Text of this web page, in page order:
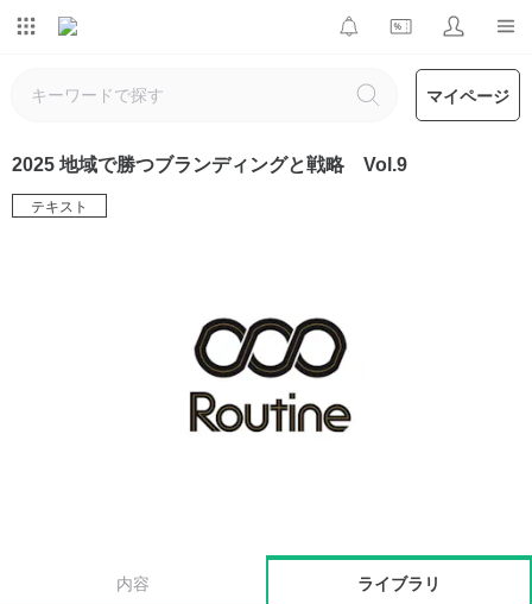
マイページ
2025 地域で勝つブランディングと戦略 Vol.9
テキスト
内容 ライブラリ